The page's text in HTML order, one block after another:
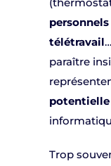
télétravail
paraître
potentielle
Trop